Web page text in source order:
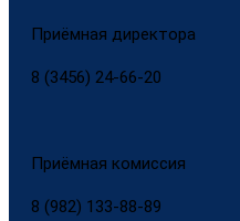
Приёмная директора
8 (3456) 24-66-20
Приёмная комиссия
8 (982) 133-88-89